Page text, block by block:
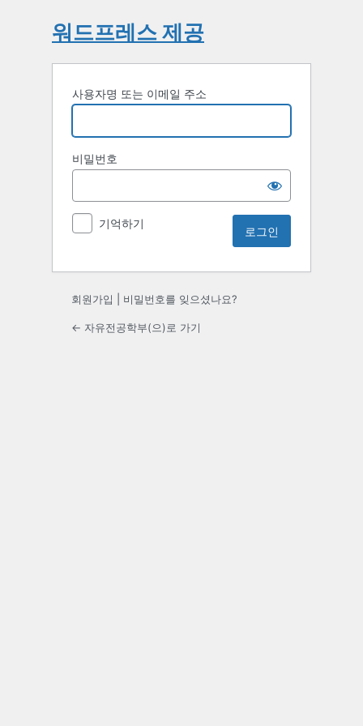
워드프레스 제공
사용자명 또는 이메일 주소
비밀번호
기억하기
회원가입 비밀번호를 잊으셨나요?
← 자유전공학부(으)로 가기